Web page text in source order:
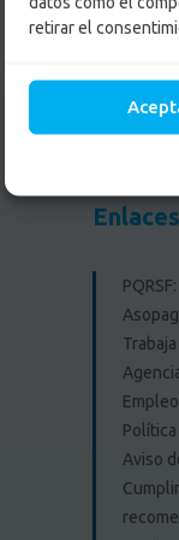
retirar el
Empleo
Aviso